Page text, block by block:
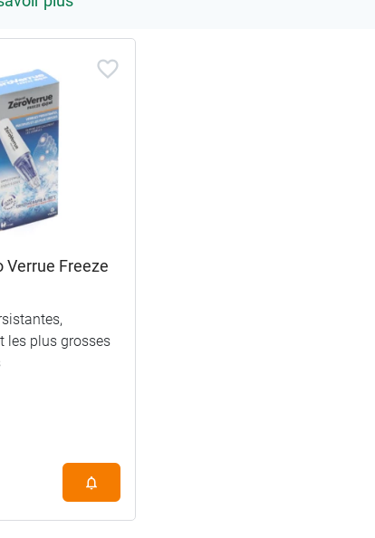
Verrue Freeze
les plus grosses